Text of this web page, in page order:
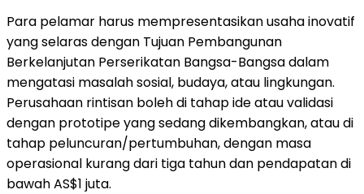
Para pelamar harus mempresentasikan usaha inovatif
yang selaras dengan Tujuan Pembangunan
Berkelanjutan Perserikatan Bangsa-Bangsa dalam
mengatasi masalah sosial, budaya, atau lingkungan.
Perusahaan rintisan boleh di tahap ide atau validasi
dengan prototipe yang sedang dikembangkan, atau di
tahap peluncuran/pertumbuhan, dengan masa
operasional kurang dari tiga tahun dan pendapatan di
bawah AS$1 juta.